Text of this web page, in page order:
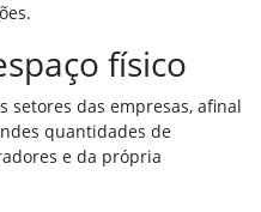
físico
setores das empresas, afinal
quantidades de
e da própria